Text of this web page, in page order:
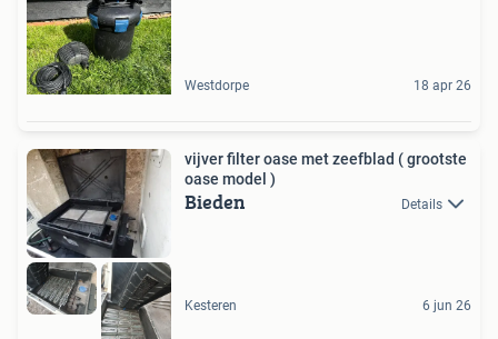
Westdorpe 18 apr 26
vijver filter oase met zeefblad ( grootste
oase model )
Bieden Details
Kesteren 6 jun 26